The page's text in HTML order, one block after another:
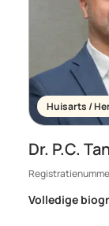
Huisarts /
Dr. P.C.
Volledige